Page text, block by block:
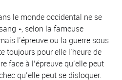
le monde occidental ne se
», selon la fameuse
l’épreuve ou la guerre sous
toujours pour elle l’heure de
face à l’épreuve qu’elle peut
qu’elle peut se disloquer.